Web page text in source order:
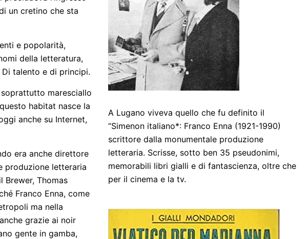
un cretino che sta
e popolarità,
della letteratura,
talento e di principi.
maresciallo
habitat nasce la
anche su Internet,
era anche direttore
produzione letteraria
Thomas
Franco Enna, come
ma nella
grazie ai noir
gente in gamba,
A Lugano viveva quello che fu definito il
“Simenon italiano*: Franco Enna (1921-1990)
scrittore dalla monumentale produzione
letteraria. Scrisse, sotto ben 35 pseudonimi,
memorabili libri gialli e di fantascienza, oltre che
per il cinema e la tv.